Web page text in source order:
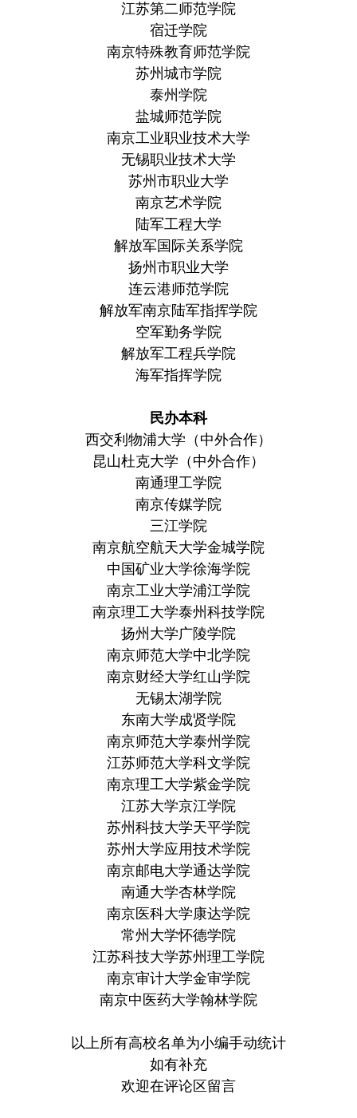
江苏第二师范学院
宿迁学院
南京特殊教育师范学院
苏州城市学院
泰州学院
盐城师范学院
南京工业职业技术大学
无锡职业技术大学
苏州市职业大学
南京艺术学院
陆军工程大学
解放军国际关系学院
扬州市职业大学
连云港师范学院
解放军南京陆军指挥学院
空军勤务学院
解放军工程兵学院
海军指挥学院
民办本科
西交利物浦大学（中外合作）
昆山杜克大学（中外合作）
南通理工学院
南京传媒学院
三江学院
南京航空航天大学金城学院
中国矿业大学徐海学院
南京工业大学浦江学院
南京理工大学泰州科技学院
扬州大学广陵学院
南京师范大学中北学院
南京财经大学红山学院
无锡太湖学院
东南大学成贤学院
南京师范大学泰州学院
江苏师范大学科文学院
南京理工大学紫金学院
江苏大学京江学院
苏州科技大学天平学院
苏州大学应用技术学院
南京邮电大学通达学院
南通大学杏林学院
南京医科大学康达学院
常州大学怀德学院
江苏科技大学苏州理工学院
南京审计大学金审学院
南京中医药大学翰林学院
以上所有高校名单为小编手动统计
如有补充
欢迎在评论区留言